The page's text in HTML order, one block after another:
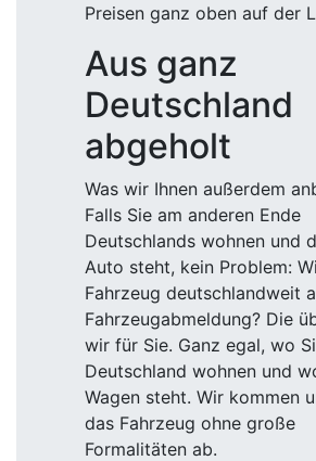
Preisen ganz oben auf der
Aus ganz
Deutschland
abgeholt
Was wir Ihnen außerdem
Falls Sie am anderen Ende
Deutschlands wohnen und
Auto steht, kein Problem:
Fahrzeug deutschlandweit
Fahrzeugabmeldung? Die
wir für Sie. Ganz egal, wo
Deutschland wohnen und
Wagen steht. Wir kommen
das Fahrzeug ohne große
Formalitäten ab.